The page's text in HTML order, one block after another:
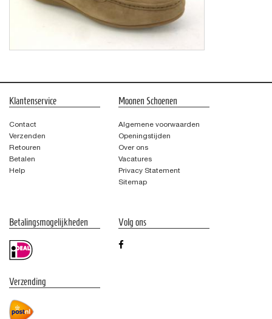
Klantenservice
Contact
Verzenden
Retouren
Betalen
Help
Moonen Schoenen
Algemene voorwaarden
Openingstijden
Over ons
Vacatures
Privacy Statement
Sitemap
Betalingsmogelijkheden
Verzending
Volg ons